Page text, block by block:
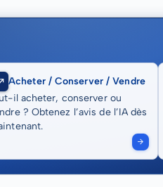
Acheter / Conserver / Vendre
il acheter, conserver ou
? Obtenez l’avis de l’IA dès